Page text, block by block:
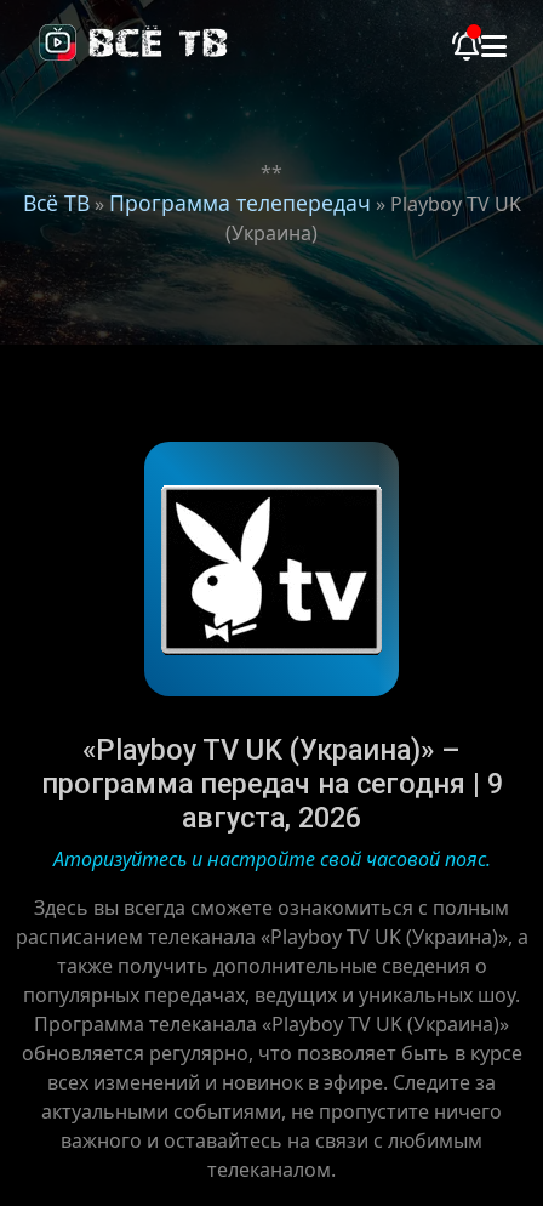
**
Всё ТВ»Программа телепередач » Playboy TV UK
(Украина)
«Playboy TV UK (Украина)» –
программа передач на сегодня | 9
августа, 2026
Аторизуйтесь и настройте свой часовой пояс.
Здесь вы всегда сможете ознакомиться с полным
расписанием телеканала «Playboy TV UK (Украина)», а
также получить дополнительные сведения о
популярных передачах, ведущих и уникальных шоу.
Программа телеканала «Playboy TV UK (Украина)»
обновляется регулярно, что позволяет быть в курсе
всех изменений и новинок в эфире. Следите за
актуальными событиями, не пропустите ничего
важного и оставайтесь на связи с любимым
телеканалом.